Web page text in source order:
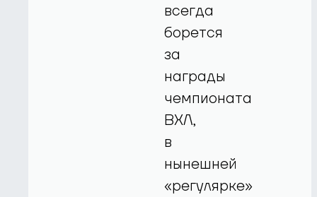
всегда
борется
за
награды
чемпионата
ВХЛ,
в
нынешней
«регулярке»